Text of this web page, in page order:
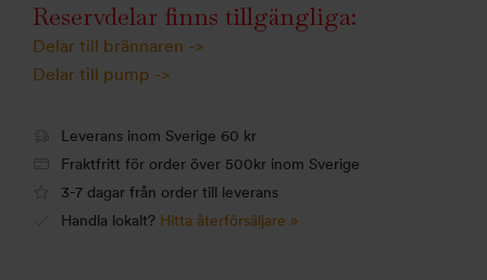
Reservdelar finns tillgängliga:
Delar till brännaren ->
Delar till pump ->
Leverans inom Sverige 60 kr
Fraktfritt för order över 500kr inom Sverige
3-7 dagar från order till leverans
Handla lokalt? Hitta återförsäljare »